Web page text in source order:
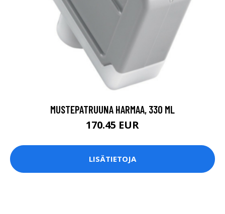
MUSTEPATRUUNA HARMAA, 330 ML
170.45 EUR
LISÄTIETOJA